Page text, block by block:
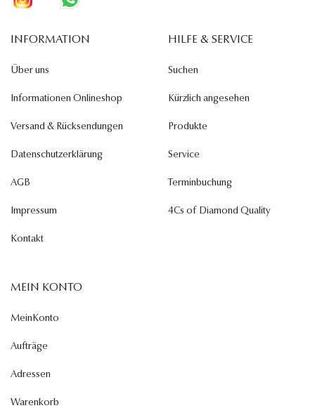
INFORMATION
Über uns
Informationen Onlineshop
Versand & Rücksendungen
Datenschutzerklärung
AGB
Impressum
Kontakt
HILFE & SERVICE
Suchen
Kürzlich angesehen
Produkte
Service
Terminbuchung
4Cs of Diamond Quality
MEIN KONTO
MeinKonto
Aufträge
Adressen
Warenkorb